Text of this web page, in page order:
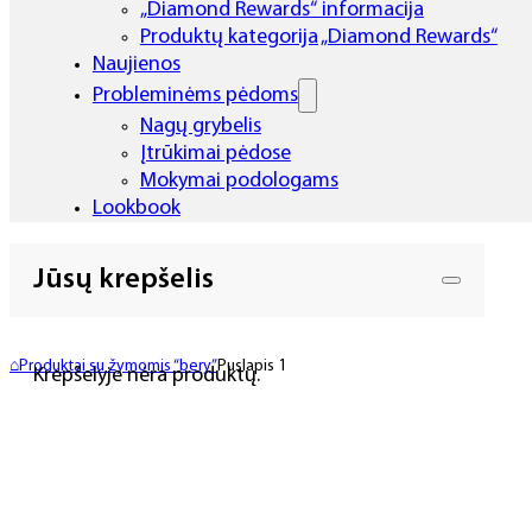
„Diamond Rewards“ informacija
Produktų kategorija „Diamond Rewards“
Naujienos
Probleminėms pėdoms
Nagų grybelis
Įtrūkimai pėdose
Mokymai podologams
Lookbook
Jūsų krepšelis
Krepšelyje nėra produktų.
⌂Produktai su žymomis “bery” Puslapis 1